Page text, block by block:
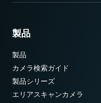
製品
製品
カメラ検索ガイド
製品シリーズ
エリアスキャンカメラ